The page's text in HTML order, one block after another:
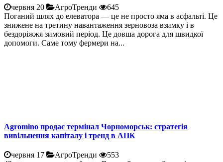
червня 20 АгроТренди
645
Поганий шлях до елеватора — це не просто яма в асфальті. Це
знижене на третину навантаження зерновоза взимку і в
бездоріжжя зимовий період. Це довша дорога для швидкої
допомоги. Саме тому фермери на...
Agromino продає термінал Чорноморськ: стратегія
вивільнення капіталу і тренд в АПК
червня 17 АгроТренди
553